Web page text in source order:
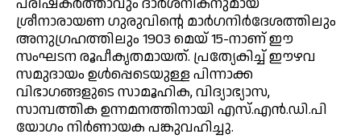
ശ്രീനാരായണ ഗുരുവിന്റെ മാർഗനിർദേശത്തിലും
അനുഗ്രഹത്തിലും 1903 മെയ് 15-നാണ് ഈ
സംഘടന രൂപീകൃതമായത്. പ്രത്യേകിച്ച് ഈഴവ
സമുദായം ഉൾപ്പെടെയുള്ള പിന്നാക്ക
വിഭാഗങ്ങളുടെ സാമൂഹിക, വിദ്യാഭ്യാസ,
സാമ്പത്തിക ഉന്നമനത്തിനായി എസ്.എൻ.ഡി.പി
യോഗം നിർണായക പങ്കുവഹിച്ചു.